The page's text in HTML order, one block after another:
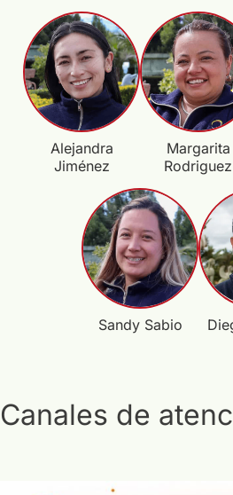
Alejandra
Jiménez
Margarita
Rodriguez
Sandy Sabio
Canales de